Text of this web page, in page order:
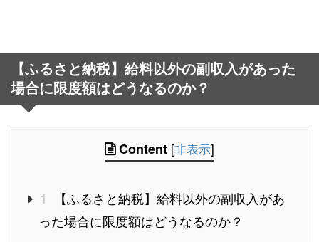
【ふるさと納税】給料以外の副収入があった
場合に限度額はどうなるのか？
Content [非表示]
1
【ふるさと納税】給料以外の副収入があ
った場合に限度額はどうなるのか？